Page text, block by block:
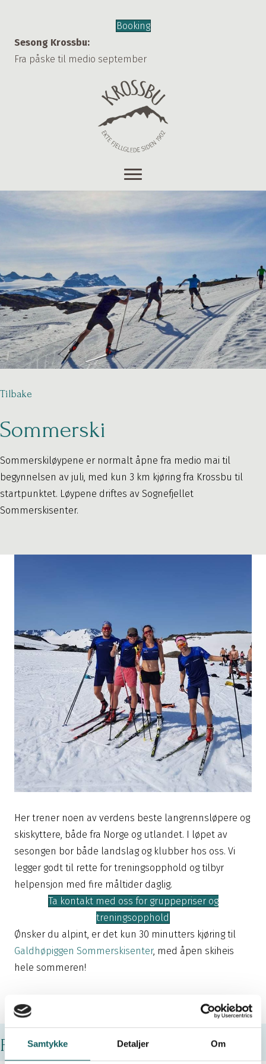
Samtykke Detaljer Om
Booking
Sesong Krossbu:
Fra påske til medio september
Tilbake
Sommerski
Sommerskiløypene er normalt åpne fra medio mai til
begynnelsen av juli, med kun 3 km kjøring fra Krossbu til
startpunktet. Løypene driftes av Sognefjellet
Sommerskisenter.
Her trener noen av verdens beste langrennsløpere og
skiskyttere, både fra Norge og utlandet. I løpet av
sesongen bor både landslag og klubber hos oss. Vi
legger godt til rette for treningsopphold og tilbyr
helpensjon med fire måltider daglig.
Ta kontakt med oss for gruppepriser og
treningsopphold
Ønsker du alpint, er det kun 30 minutters kjøring til
Galdhøpiggen Sommerskisenter, med åpen skiheis
hele sommeren!
Flere aktiviteter